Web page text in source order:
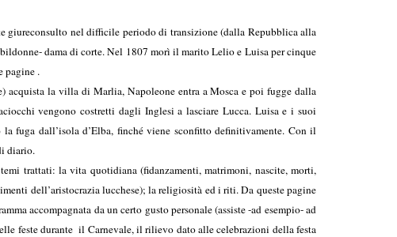
giureconsulto nel difficile periodo di transizione (dalla Repubblica alla
dama di corte. Nel 1807 morì il marito Lelio e Luisa per cinque
di quasi mille pagine .
acquista la villa di Marlia, Napoleone entra a Mosca e poi fugge dalla
vengono costretti dagli Inglesi a lasciare Lucca. Luisa e i suoi
fuga dall’isola d’Elba, finché viene sconfitto definitivamente. Con il
diario.
trattati: la vita quotidiana (fidanzamenti, matrimoni, nascite, morti,
dell’aristocrazia lucchese); la religiosità ed i riti. Da queste pagine
accompagnata da un certo gusto personale (assiste -ad esempio- ad
feste durante il Carnevale, il rilievo dato alle celebrazioni della festa